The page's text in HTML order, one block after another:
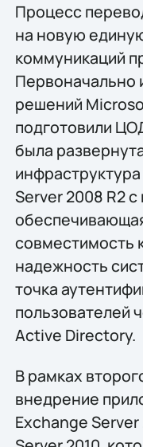
Процесс
на новую
коммуникаций
Первоначально
решений
подготовили
была
Server 2008 R2
совместимость
надежность
точка
пользователей
Active Directory.
В рамках
внедрение
Exchange